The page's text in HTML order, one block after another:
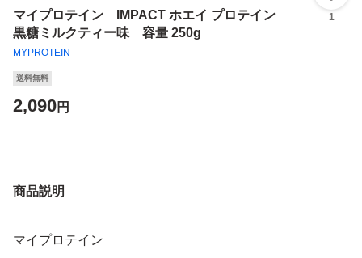
マイプロテイン IMPACT ホエイ プロテイン
黒糖ミルクティー味 容量 250g
MYPROTEIN
1
送料無料
2,090円
商品説明
マイプロテイン